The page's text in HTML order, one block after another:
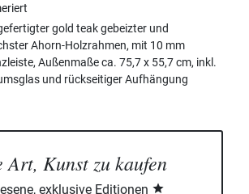
gold teak gebeizter und
Ahorn-Holzrahmen, mit 10 mm
Außenmaße ca. 75,7 x 55,7 cm, inkl.
und rückseitiger Aufhängung
Art, Kunst zu kaufen
exklusive Editionen